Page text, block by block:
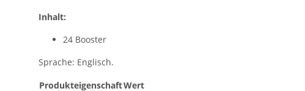
Inhalt:
24 Booster
Sprache: Englisch.
ProdukteigenschaftWert